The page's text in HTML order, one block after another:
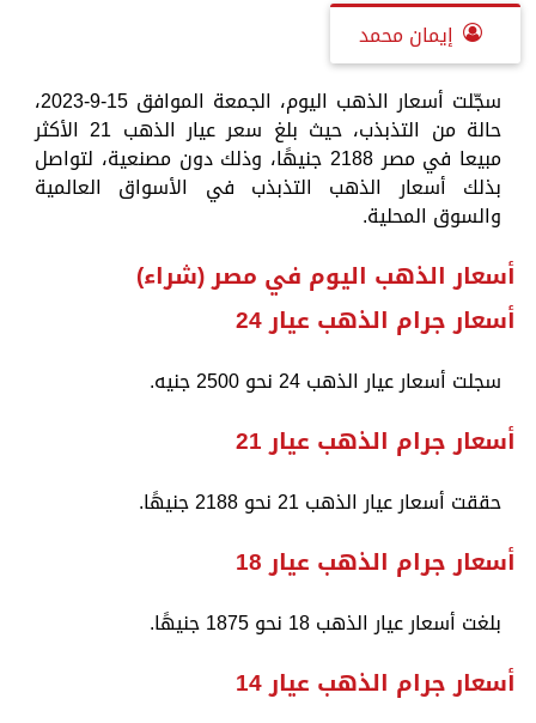
إيمان محمد
سجّلت أسعار الذهب اليوم، الجمعة الموافق 15-9-2023،
حالة من التذبذب، حيث بلغ سعر عيار الذهب 21 الأكثر
مبيعا في مصر 2188 جنيهًا، وذلك دون مصنعية، لتواصل
بذلك أسعار الذهب التذبذب في الأسواق العالمية
والسوق المحلية.
أسعار الذهب اليوم في مصر (شراء)
أسعار جرام الذهب عيار 24
سجلت أسعار عيار الذهب 24 نحو 2500 جنيه.
أسعار جرام الذهب عيار 21
حققت أسعار عيار الذهب 21 نحو 2188 جنيهًا.
أسعار جرام الذهب عيار 18
بلغت أسعار عيار الذهب 18 نحو 1875 جنيهًا.
أسعار جرام الذهب عيار 14